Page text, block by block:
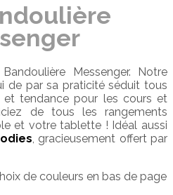
Messenger. Notre
de par sa praticité séduit tous
tendance pour les cours et
de tous les rangements
et votre tablette ! Idéal aussi
, gracieusement offert par
de couleurs en bas de page